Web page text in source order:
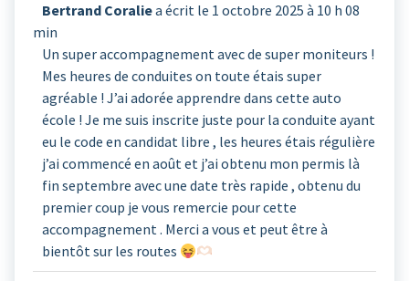
Bertrand Coraliea écrit le 1 octobre 2025 à 10 h 08
min
Un super accompagnement avec de super moniteurs !
Mes heures de conduites on toute étais super
agréable ! J’ai adorée apprendre dans cette auto
école ! Je me suis inscrite juste pour la conduite ayant
eu le code en candidat libre , les heures étais régulière
j’ai commencé en août et j’ai obtenu mon permis là
fin septembre avec une date très rapide , obtenu du
premier coup je vous remercie pour cette
accompagnement . Merci a vous et peut être à
bientôt sur les routes
méta.